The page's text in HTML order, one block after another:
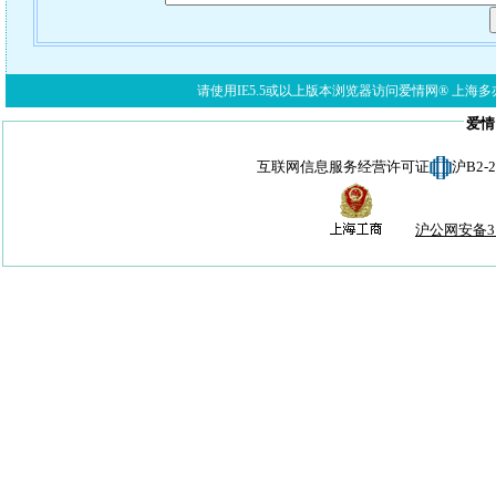
请使用IE5.5或以上版本浏览器访问爱情网® 上海多
爱
互联网信息服务经营许可证 沪B2-
沪公网安备